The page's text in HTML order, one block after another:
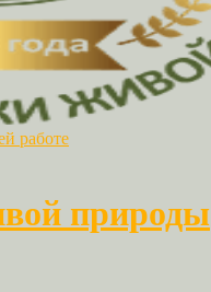
работе
природы